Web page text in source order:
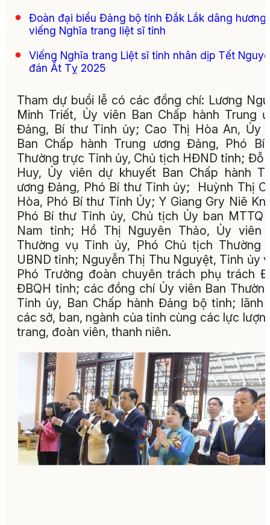
Đoàn đại biểu Đảng bộ tỉnh Đắk Lắk dâng hương
viếng Nghĩa trang liệt sĩ tỉnh
Viếng Nghĩa trang Liệt sĩ tỉnh nhân dịp Tết
đán Ất Tỵ 2025
Tham dự buổi lễ có các đồng chí: Lương
Minh Triết, Ủy viên Ban Chấp hành Trung
Đảng, Bí thư Tỉnh ủy; Cao Thị Hòa An, Ủy
Ban Chấp hành Trung ương Đảng, Phó Bí
Thường trực Tỉnh ủy, Chủ tịch HĐND tỉnh; Đỗ
Huy, Ủy viên dự khuyết Ban Chấp hành
ương Đảng, Phó Bí thư Tỉnh ủy; Huỳnh Thị
Hòa, Phó Bí thư Tỉnh Ủy; Y Giang Gry Niê
Phó Bí thư Tỉnh ủy, Chủ tịch Ủy ban MTTQ
Nam tỉnh; Hồ Thị Nguyên Thảo, Ủy viên
Thường vụ Tỉnh ủy, Phó Chủ tịch Thường
UBND tỉnh; Nguyễn Thị Thu Nguyệt, Tỉnh ủy
Phó Trưởng đoàn chuyên trách phụ trách
ĐBQH tỉnh; các đồng chí Ủy viên Ban
Tỉnh ủy, Ban Chấp hành Đảng bộ tỉnh; lãnh
các sở, ban, ngành của tỉnh cùng các lực
trang, đoàn viên, thanh niên.